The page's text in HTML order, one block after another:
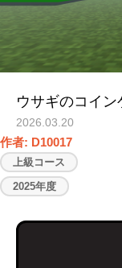
Hatch夙川
を実施します
ウサギのコイン
2026.03.20
作者: D10017
上級コース
2025年度